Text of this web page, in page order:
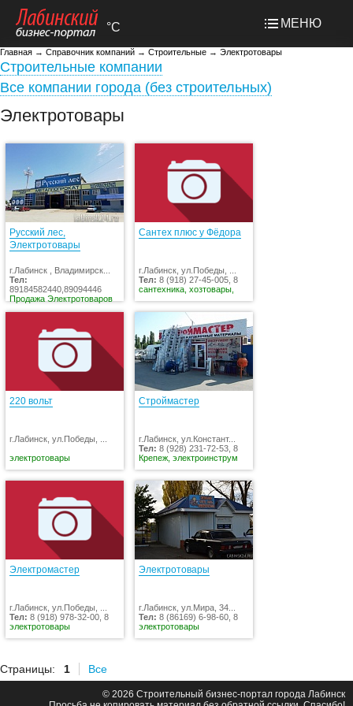
°C МЕНЮ
Главная → Справочник компаний → Строительные → Электротовары
Строительные компании
Все компании города (без строительных)
Электротовары
Русский лес,
Электротовары
г.Лабинск , Владимирск...
Тел:
89184582440,89094446
Продажа Электротоваров
Сантех плюс у Фёдора
г.Лабинск, ул.Победы, ...
Тел: 8 (918) 27-45-005, 8
сантехника, хозтовары,
220 вольт
г.Лабинск, ул.Победы, ...
электротовары
Строймастер
г.Лабинск, ул.Констант...
Тел: 8 (928) 231-72-53, 8
Крепеж, электроинструм
Электромастер
г.Лабинск, ул.Победы, ...
Тел: 8 (918) 978-32-00, 8
электротовары
Электротовары
г.Лабинск, ул.Мира, 34...
Тел: 8 (86169) 6-98-60, 8
электротовары
Страницы: 1 Все
© 2026 Строительный бизнес-портал города Лабинск